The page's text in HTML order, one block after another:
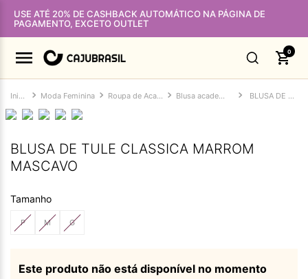
USE ATÉ 20% DE CASHBACK AUTOMÁTICO NA PÁGINA DE
PAGAMENTO, EXCETO OUTLET
0
Moda Feminina Roupa de Academia Feminina Blusa academia feminina BLUSA DE TULE CLASSICA MARROM MASCAVO
BLUSA DE TULE CLASSICA MARROM
MASCAVO
Tamanho
P M G
Este produto não está disponível no momento